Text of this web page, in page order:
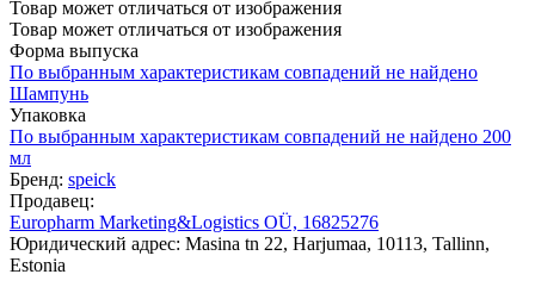
Товар может отличаться от изображения
Товар может отличаться от изображения
Форма выпуска
По выбранным характеристикам совпадений не найдено
Шампунь
Упаковка
По выбранным характеристикам совпадений не найдено 200
мл
Бренд: speick
Продавец:
Europharm Marketing&Logistics OÜ, 16825276
Юридический адрес: Masina tn 22, Harjumaa, 10113, Tallinn,
Estonia